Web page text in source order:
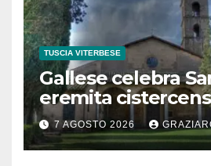
TUSCIA VITERBESE
Gallese celebra
eremita
secolo
7 AGOSTO 2026